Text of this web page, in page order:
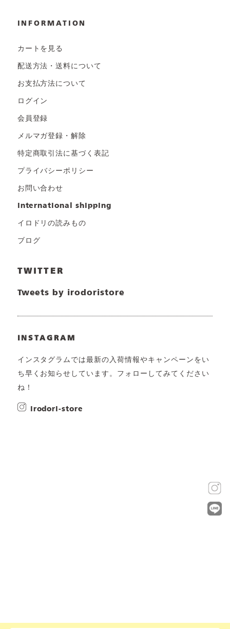
INFORMATION
カートを見る
配送方法・送料について
お支払方法について
ログイン
会員登録
メルマガ登録・解除
特定商取引法に基づく表記
プライバシーポリシー
お問い合わせ
international shipping
イロドリの読みもの
ブログ
TWITTER
Tweets by irodoristore
INSTAGRAM
インスタグラムでは最新の入荷情報やキャンペーンをい
ち早くお知らせしています。フォローしてみてください
ね！
irodori-store